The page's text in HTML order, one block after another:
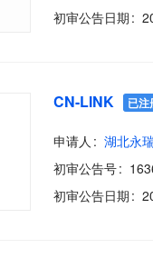
初审公告日期
CN-LINK 已注
申请人
初审公告号
初审公告日期